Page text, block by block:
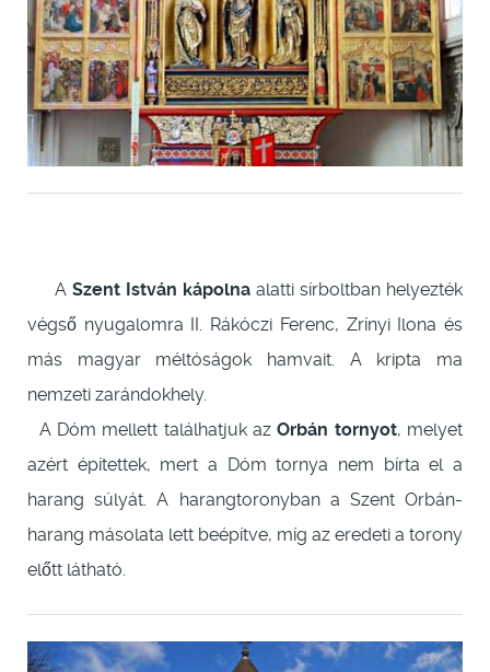
A Szent István kápolna alatti sírboltban helyezték
végső nyugalomra II. Rákóczi Ferenc, Zrínyi Ilona és
más magyar méltóságok hamvait. A kripta ma
nemzeti zarándokhely.
A Dóm mellett találhatjuk azOrbán tornyot, melyet
azért építettek, mert a Dóm tornya nem bírta el a
harang súlyát. A harangtoronyban a Szent Orbán-
harang másolata lett beépítve, míg az eredeti a torony
előtt látható.